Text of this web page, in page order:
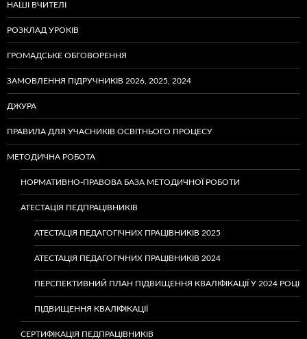
НАШІ ВЧИТЕЛІ
РОЗКЛАД УРОКІВ
ГРОМАДСЬКЕ ОБГОВОРЕННЯ
ЗАМОВЛЕННЯ ПІДРУЧНИКІВ 2026, 2025, 2024
ДЖУРА
ПРАВИЛА ДЛЯ УЧАСНИКІВ ОСВІТНЬОГО ПРОЦЕСУ
МЕТОДИЧНА РОБОТА
НОРМАТИВНО-ПРАВОВА БАЗА МЕТОДИЧНОЇ РОБОТИ
АТЕСТАЦІЯ ПЕДПРАЦІВНИКІВ
АТЕСТАЦІЯ ПЕДАГОГІЧНИХ ПРАЦІВНИКІВ 2025
АТЕСТАЦІЯ ПЕДАГОГІЧНИХ ПРАЦІВНИКІВ 2024
ПЕРСПЕКТИВНИЙ ПЛАН ПІДВИЩЕННЯ КВАЛІФІКАЦІЇ У 2024 РОЦІ
ПІДВИЩЕННЯ КВАЛІФІКАЦІЇ
СЕРТИФІКАЦІЯ ПЕДПРАЦІВНИКІВ